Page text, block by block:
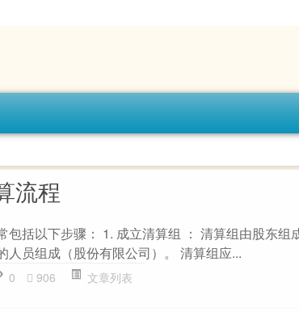
流程
包括以下步骤： 1. 成立清算组 ： 清算组由股东组
人员组成（股份有限公司）。 清算组应...
0 906 文章列表